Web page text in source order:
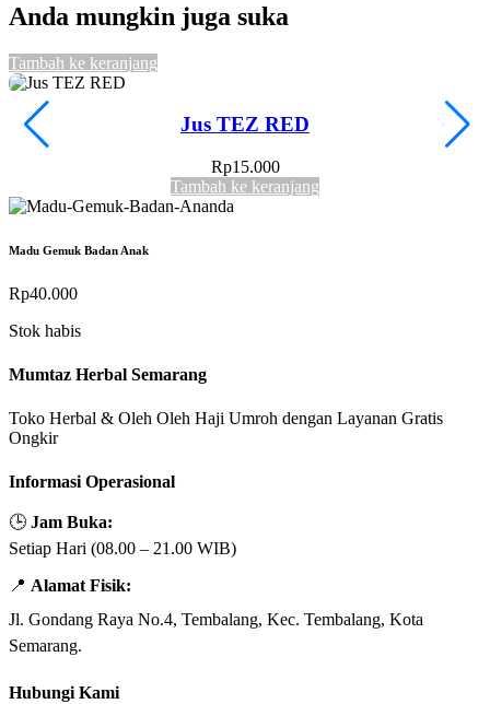
Anda mungkin juga suka
Tambah ke keranjang
Jus TEZ RED
Rp15.000
Tambah ke keranjang
Madu Gemuk Badan Anak
Rp40.000
Stok habis
Mumtaz Herbal Semarang
Toko Herbal & Oleh Oleh Haji Umroh dengan Layanan Gratis
Ongkir
Informasi Operasional
🕒 Jam Buka:
Setiap Hari (08.00 – 21.00 WIB)
📍 Alamat Fisik:
Jl. Gondang Raya No.4, Tembalang, Kec. Tembalang, Kota
Semarang.
Hubungi Kami